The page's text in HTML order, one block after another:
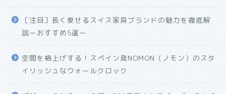
［注目］長く愛せるスイス家具ブランドの魅力を徹底解
説ーおすすめ5選ー
空間を格上げする！スペイン発NOMON（ノモン）のスタ
イリッシュなウォールクロック
ホーム